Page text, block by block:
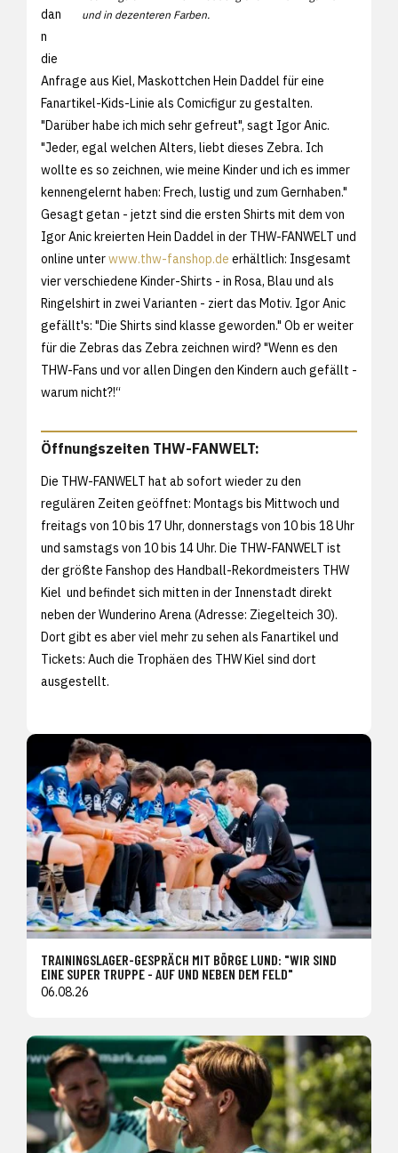
und in dezenteren Farben.
dan
n
die
Anfrage aus Kiel, Maskottchen Hein Daddel für eine
Fanartikel-Kids-Linie als Comicfigur zu gestalten.
"Darüber habe ich mich sehr gefreut", sagt Igor Anic.
"Jeder, egal welchen Alters, liebt dieses Zebra. Ich
wollte es so zeichnen, wie meine Kinder und ich es immer
kennengelernt haben: Frech, lustig und zum Gernhaben."
Gesagt getan - jetzt sind die ersten Shirts mit dem von
Igor Anic kreierten Hein Daddel in der THW-FANWELT und
online unterwww.thw-fanshop.de erhältlich: Insgesamt
vier verschiedene Kinder-Shirts - in Rosa, Blau und als
Ringelshirt in zwei Varianten - ziert das Motiv. Igor Anic
gefällt's: "Die Shirts sind klasse geworden." Ob er weiter
für die Zebras das Zebra zeichnen wird? "Wenn es den
THW-Fans und vor allen Dingen den Kindern auch gefällt -
warum nicht?!“
Öffnungszeiten THW-FANWELT:
Die THW-FANWELT hat ab sofort wieder zu den
regulären Zeiten geöffnet: Montags bis Mittwoch und
freitags von 10 bis 17 Uhr, donnerstags von 10 bis 18 Uhr
und samstags von 10 bis 14 Uhr. Die THW-FANWELT ist
der größte Fanshop des Handball-Rekordmeisters THW
Kiel und befindet sich mitten in der Innenstadt direkt
neben der Wunderino Arena (Adresse: Ziegelteich 30).
Dort gibt es aber viel mehr zu sehen als Fanartikel und
Tickets: Auch die Trophäen des THW Kiel sind dort
ausgestellt.
TRAININGSLAGER-GESPRÄCH MIT BÖRGE LUND: "WIR SIND
EINE SUPER TRUPPE - AUF UND NEBEN DEM FELD"
06.08.26